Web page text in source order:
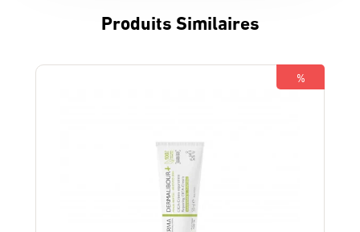
Produits Similaires
%